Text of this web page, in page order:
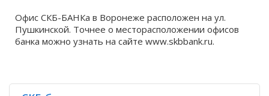
Офис СКБ-БАНКа в Воронеже расположен на ул.
Пушкинской. Точнее о месторасположении офисов
банка можно узнать на сайте www.skbbank.ru.